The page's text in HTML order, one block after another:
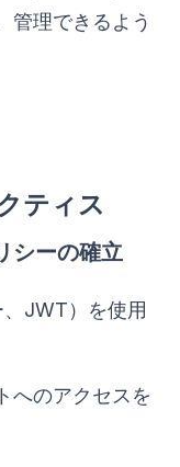
管理できるよう
ティス
シーの確立
JWT）を使用
へのアクセスを